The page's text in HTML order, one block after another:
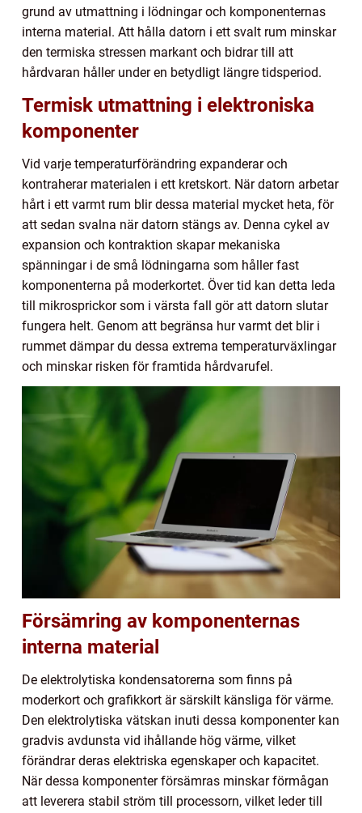
grund av utmattning i lödningar och komponenternas
interna material. Att hålla datorn i ett svalt rum minskar
den termiska stressen markant och bidrar till att
hårdvaran håller under en betydligt längre tidsperiod.
Termisk utmattning i elektroniska
komponenter
Vid varje temperaturförändring expanderar och
kontraherar materialen i ett kretskort. När datorn arbetar
hårt i ett varmt rum blir dessa material mycket heta, för
att sedan svalna när datorn stängs av. Denna cykel av
expansion och kontraktion skapar mekaniska
spänningar i de små lödningarna som håller fast
komponenterna på moderkortet. Över tid kan detta leda
till mikrosprickor som i värsta fall gör att datorn slutar
fungera helt. Genom att begränsa hur varmt det blir i
rummet dämpar du dessa extrema temperaturväxlingar
och minskar risken för framtida hårdvarufel.
Försämring av komponenternas
interna material
De elektrolytiska kondensatorerna som finns på
moderkort och grafikkort är särskilt känsliga för värme.
Den elektrolytiska vätskan inuti dessa komponenter kan
gradvis avdunsta vid ihållande hög värme, vilket
förändrar deras elektriska egenskaper och kapacitet.
När dessa komponenter försämras minskar förmågan
att leverera stabil ström till processorn, vilket leder till